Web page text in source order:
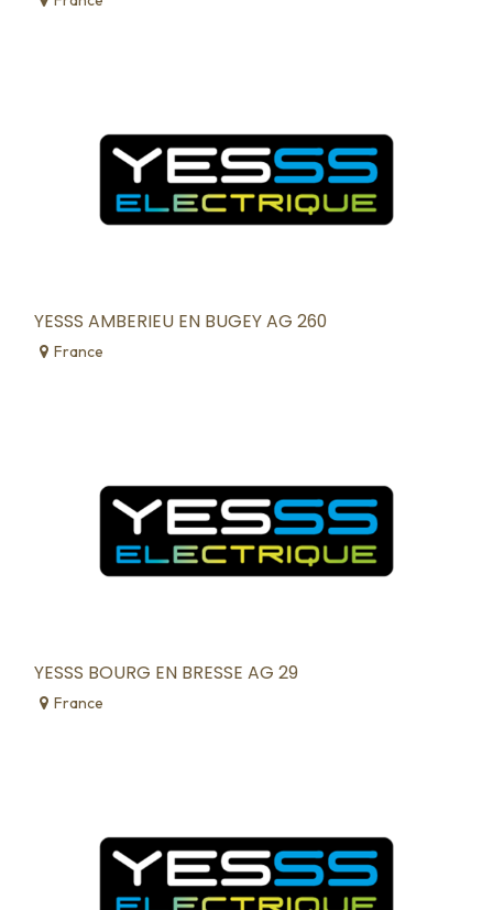
YESSS AMBERIEU EN BUGEY AG 260
France
YESSS BOURG EN BRESSE AG 29
France